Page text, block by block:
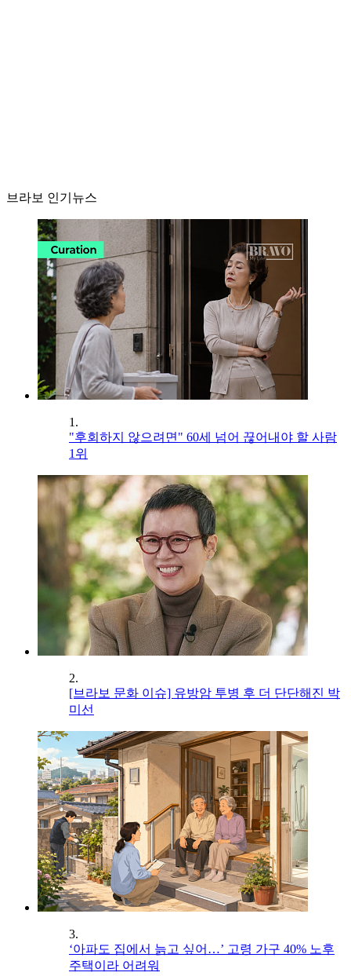
브라보 인기뉴스
1.
"후회하지 않으려면" 60세 넘어 끊어내야 할 사람
1위
2.
[브라보 문화 이슈] 유방암 투병 후 더 단단해진 박
미선
3.
‘아파도 집에서 늙고 싶어…’ 고령 가구 40% 노후
주택이라 어려워